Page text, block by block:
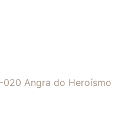
Angra do Heroísmo